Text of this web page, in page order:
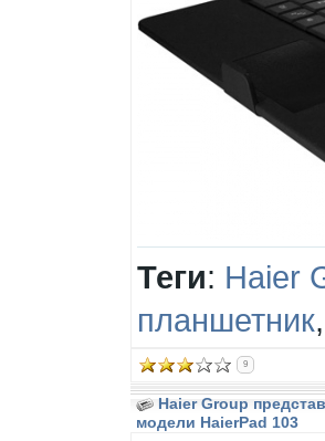
Теги: Haier
планшетник
9
Haier Group
модели HaierPad 103